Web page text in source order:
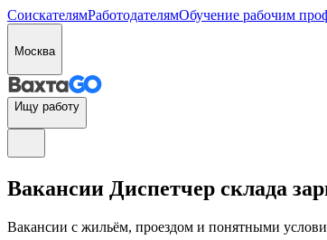
СоискателямРаботодателямОбучение рабочим
Москва
Ищу работу
Вакансии Диспетчер склада
Вакансии с жильём, проездом и понятными